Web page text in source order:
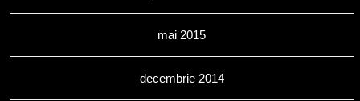
mai 2015
decembrie 2014